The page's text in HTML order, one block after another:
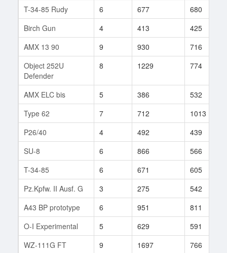
T-34-85 Rudy
6 677 680
Birch Gun
4 413 425
AMX 13 90
9 930 716
Object 252U
Defender
8 1229 774
AMX ELC bis 5 386 532
Type 62
7 712 1013
P26/40
4 492 439
SU-8
6 866 566
T-34-85
6 671 605
Pz.Kpfw. II Ausf. G
3 275 542
A43 BP prototype
6 951 811
O-I Experimental
5 629 591
WZ-111G FT
9 1697 766